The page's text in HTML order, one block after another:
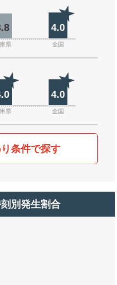
4.0
県 全国
4.0
県 全国
条件で探す
別発生割合